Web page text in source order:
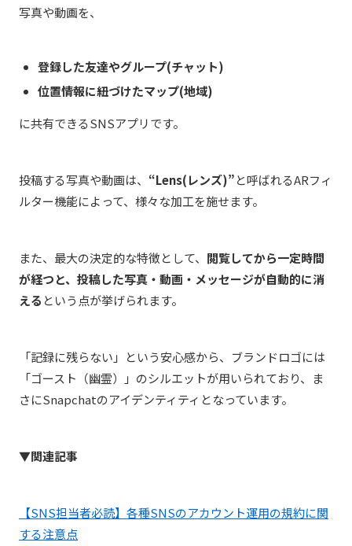
写真や動画を、
登録した友達やグループ(チャット)
位置情報に紐づけたマップ(地域)
に共有できるSNSアプリです。
投稿する写真や動画は、 “Lens(レンズ)”と呼ばれるARフィ
ルター機能によって、様々な加工を施せます。
また、最大の決定的な特徴として、 閲覧してから一定時間
が経つと、投稿した写真・動画・メッセージが自動的に消
える という点が挙げられます。
「記録に残らない」という安心感から、ブランドロゴには
「ゴースト（幽霊）」のシルエットが用いられており、ま
さにSnapchatのアイデンティティとなっています。
▼関連記事
【SNS担当者必読】各種SNSのアカウント運用の規約に関
する注意点